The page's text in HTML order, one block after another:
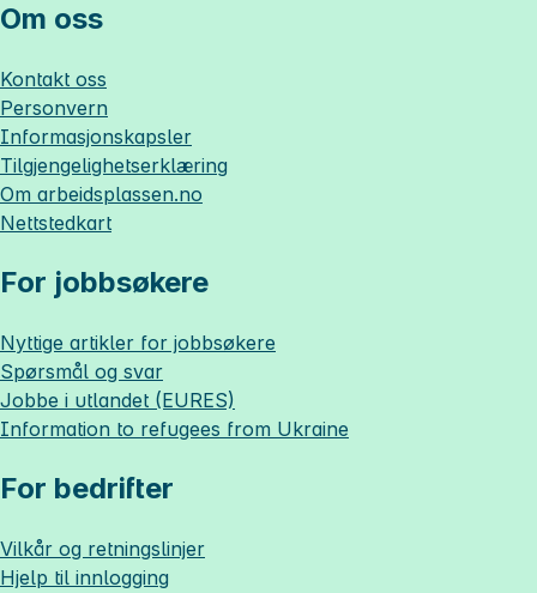
Om oss
Kontakt oss
Personvern
Informasjonskapsler
Tilgjengelighetserklæring
Om arbeidsplassen.no
Nettstedkart
For jobbsøkere
Nyttige artikler for jobbsøkere
Spørsmål og svar
Jobbe i utlandet (EURES)
Information to refugees from Ukraine
For bedrifter
Vilkår og retningslinjer
Hjelp til innlogging